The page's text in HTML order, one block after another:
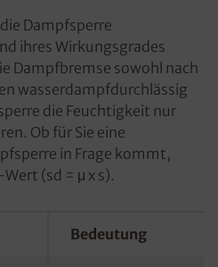
Dampfsperre
ihres Wirkungsgrades
Dampfbremse sowohl nach
wasserdampfdurchlässig
die Feuchtigkeit nur
Ob für Sie eine
in Frage kommt,
(sd = μ x s).
Bedeutung